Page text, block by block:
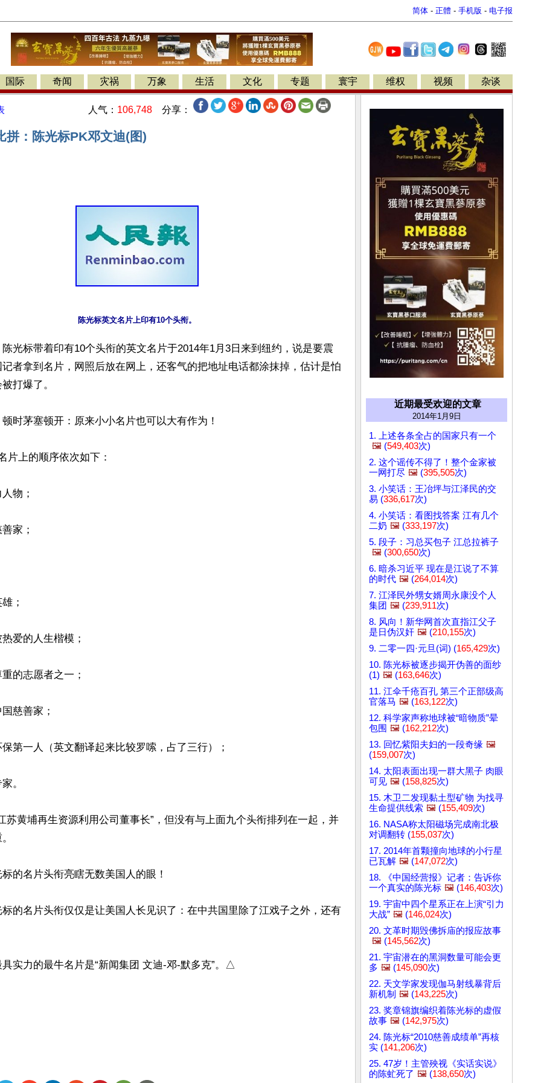
简体 - 正體 - 手机版 - 电子报
国际 奇闻 灾祸 万象 生活 文化 专题 寰宇 维权 视频 杂谈
人气： 106,748 分享：
拼：陈光标PK邓文迪(图)
陈光标英文名片上印有10个头衔。
光标带着印有10个头衔的英文名片于2014年1月3日来到纽约，说是要震
者拿到名片，网照后放在网上，还客气的把地址电话都涂抹掉，估计是怕
打爆了。
时茅塞顿开：原来小小名片也可以大有作为！
片上的顺序依次如下：
物；
家；
；
爱的人生楷模；
的志愿者之一；
慈善家；
第一人（英文翻译起来比较罗嗦，占了三行）；
。
苏黄埔再生资源利用公司董事长”，但没有与上面九个头衔排列在一起，并
的名片头衔亮瞎无数美国人的眼！
的名片头衔仅仅是让美国人长见识了：在中共国里除了江戏子之外，还有
实力的最牛名片是“新闻集团 文迪-邓-默多克”。△
近期最受欢迎的文章
2014年1月9日
1. 上述各条全占的国家只有一个
🖼️ (549,403次)
2. 这个谣传不得了！整个金家被
一网打尽 🖼️ (395,505次)
3. 小笑话：王冶坪与江泽民的交
易 (336,617次)
4. 小笑话：看图找答案 江有几个
二奶 🖼️ (333,197次)
5. 段子：习总买包子 江总拉裤子
🖼️ (300,650次)
6. 暗杀习近平 现在是江说了不算
的时代 🖼️ (264,014次)
7. 江泽民外甥女婿周永康没个人
集团 🖼️ (239,911次)
8. 风向！新华网首次直指江父子
是日伪汉奸 🖼️ (210,155次)
9. 二零一四·元旦(词) (165,429次)
10. 陈光标被逐步揭开伪善的面纱
(1) 🖼️ (163,646次)
11. 江伞千疮百孔 第三个正部级高
官落马 🖼️ (163,122次)
12. 科学家声称地球被“暗物质”晕
包围 🖼️ (162,212次)
13. 回忆紫阳夫妇的一段奇缘 🖼️
(159,007次)
14. 太阳表面出现一群大黑子 肉眼
可见 🖼️ (158,825次)
15. 木卫二发现黏土型矿物 为找寻
生命提供线索 🖼️ (155,409次)
16. NASA称太阳磁场完成南北极
对调翻转 (155,037次)
17. 2014年首颗撞向地球的小行星
已瓦解 🖼️ (147,072次)
18. 《中国经营报》记者：告诉你
一个真实的陈光标 🖼️ (146,403次)
19. 宇宙中四个星系正在上演“引力
大战” 🖼️ (146,024次)
20. 文革时期毁佛拆庙的报应故事
🖼️ (145,562次)
21. 宇宙潜在的黑洞数量可能会更
多 🖼️ (145,090次)
22. 天文学家发现伽马射线暴背后
新机制 🖼️ (143,225次)
23. 奖章锦旗编织着陈光标的虚假
故事 🖼️ (142,975次)
24. 陈光标“2010慈善成绩单”再核
实 (141,206次)
25. 47岁！主管殃视《实话实说》
的陈虻死了 🖼️ (138,650次)